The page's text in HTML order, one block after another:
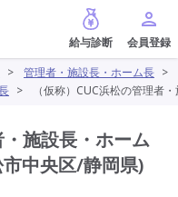
給与診断
> 管理者・施設長・ホーム長 >
> （仮称）CUC浜松の管理者
・施設長・ホーム
中央区/静岡県)